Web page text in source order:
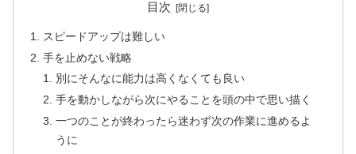
目次
スピードアップは難しい
手を止めない戦略
別にそんなに能力は高くなくても良い
手を動かしながら次にやることを頭の中で思い描く
一つのことが終わったら迷わず次の作業に進めるよ
うに